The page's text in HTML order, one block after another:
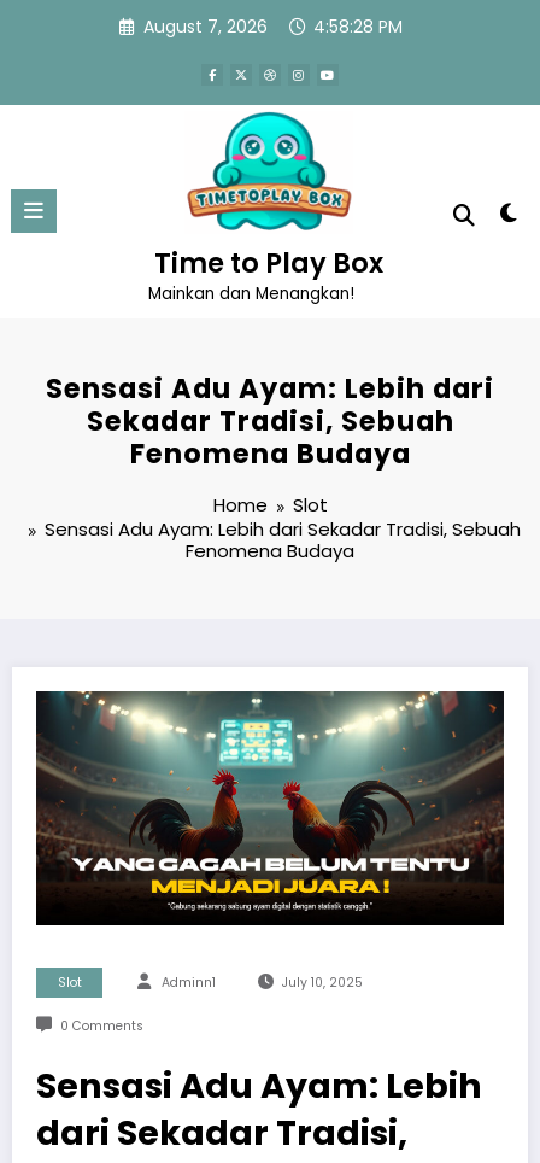
August 7, 2026 4:58:28 PM
Time to Play Box
Mainkan dan Menangkan!
Sensasi Adu Ayam: Lebih dari
Sekadar Tradisi, Sebuah
Fenomena Budaya
Home
Slot
Sensasi Adu Ayam: Lebih dari Sekadar Tradisi, Sebuah
Fenomena Budaya
Slot Adminn1 July 10, 2025
0 Comments
Sensasi Adu Ayam: Lebih
dari Sekadar Tradisi,